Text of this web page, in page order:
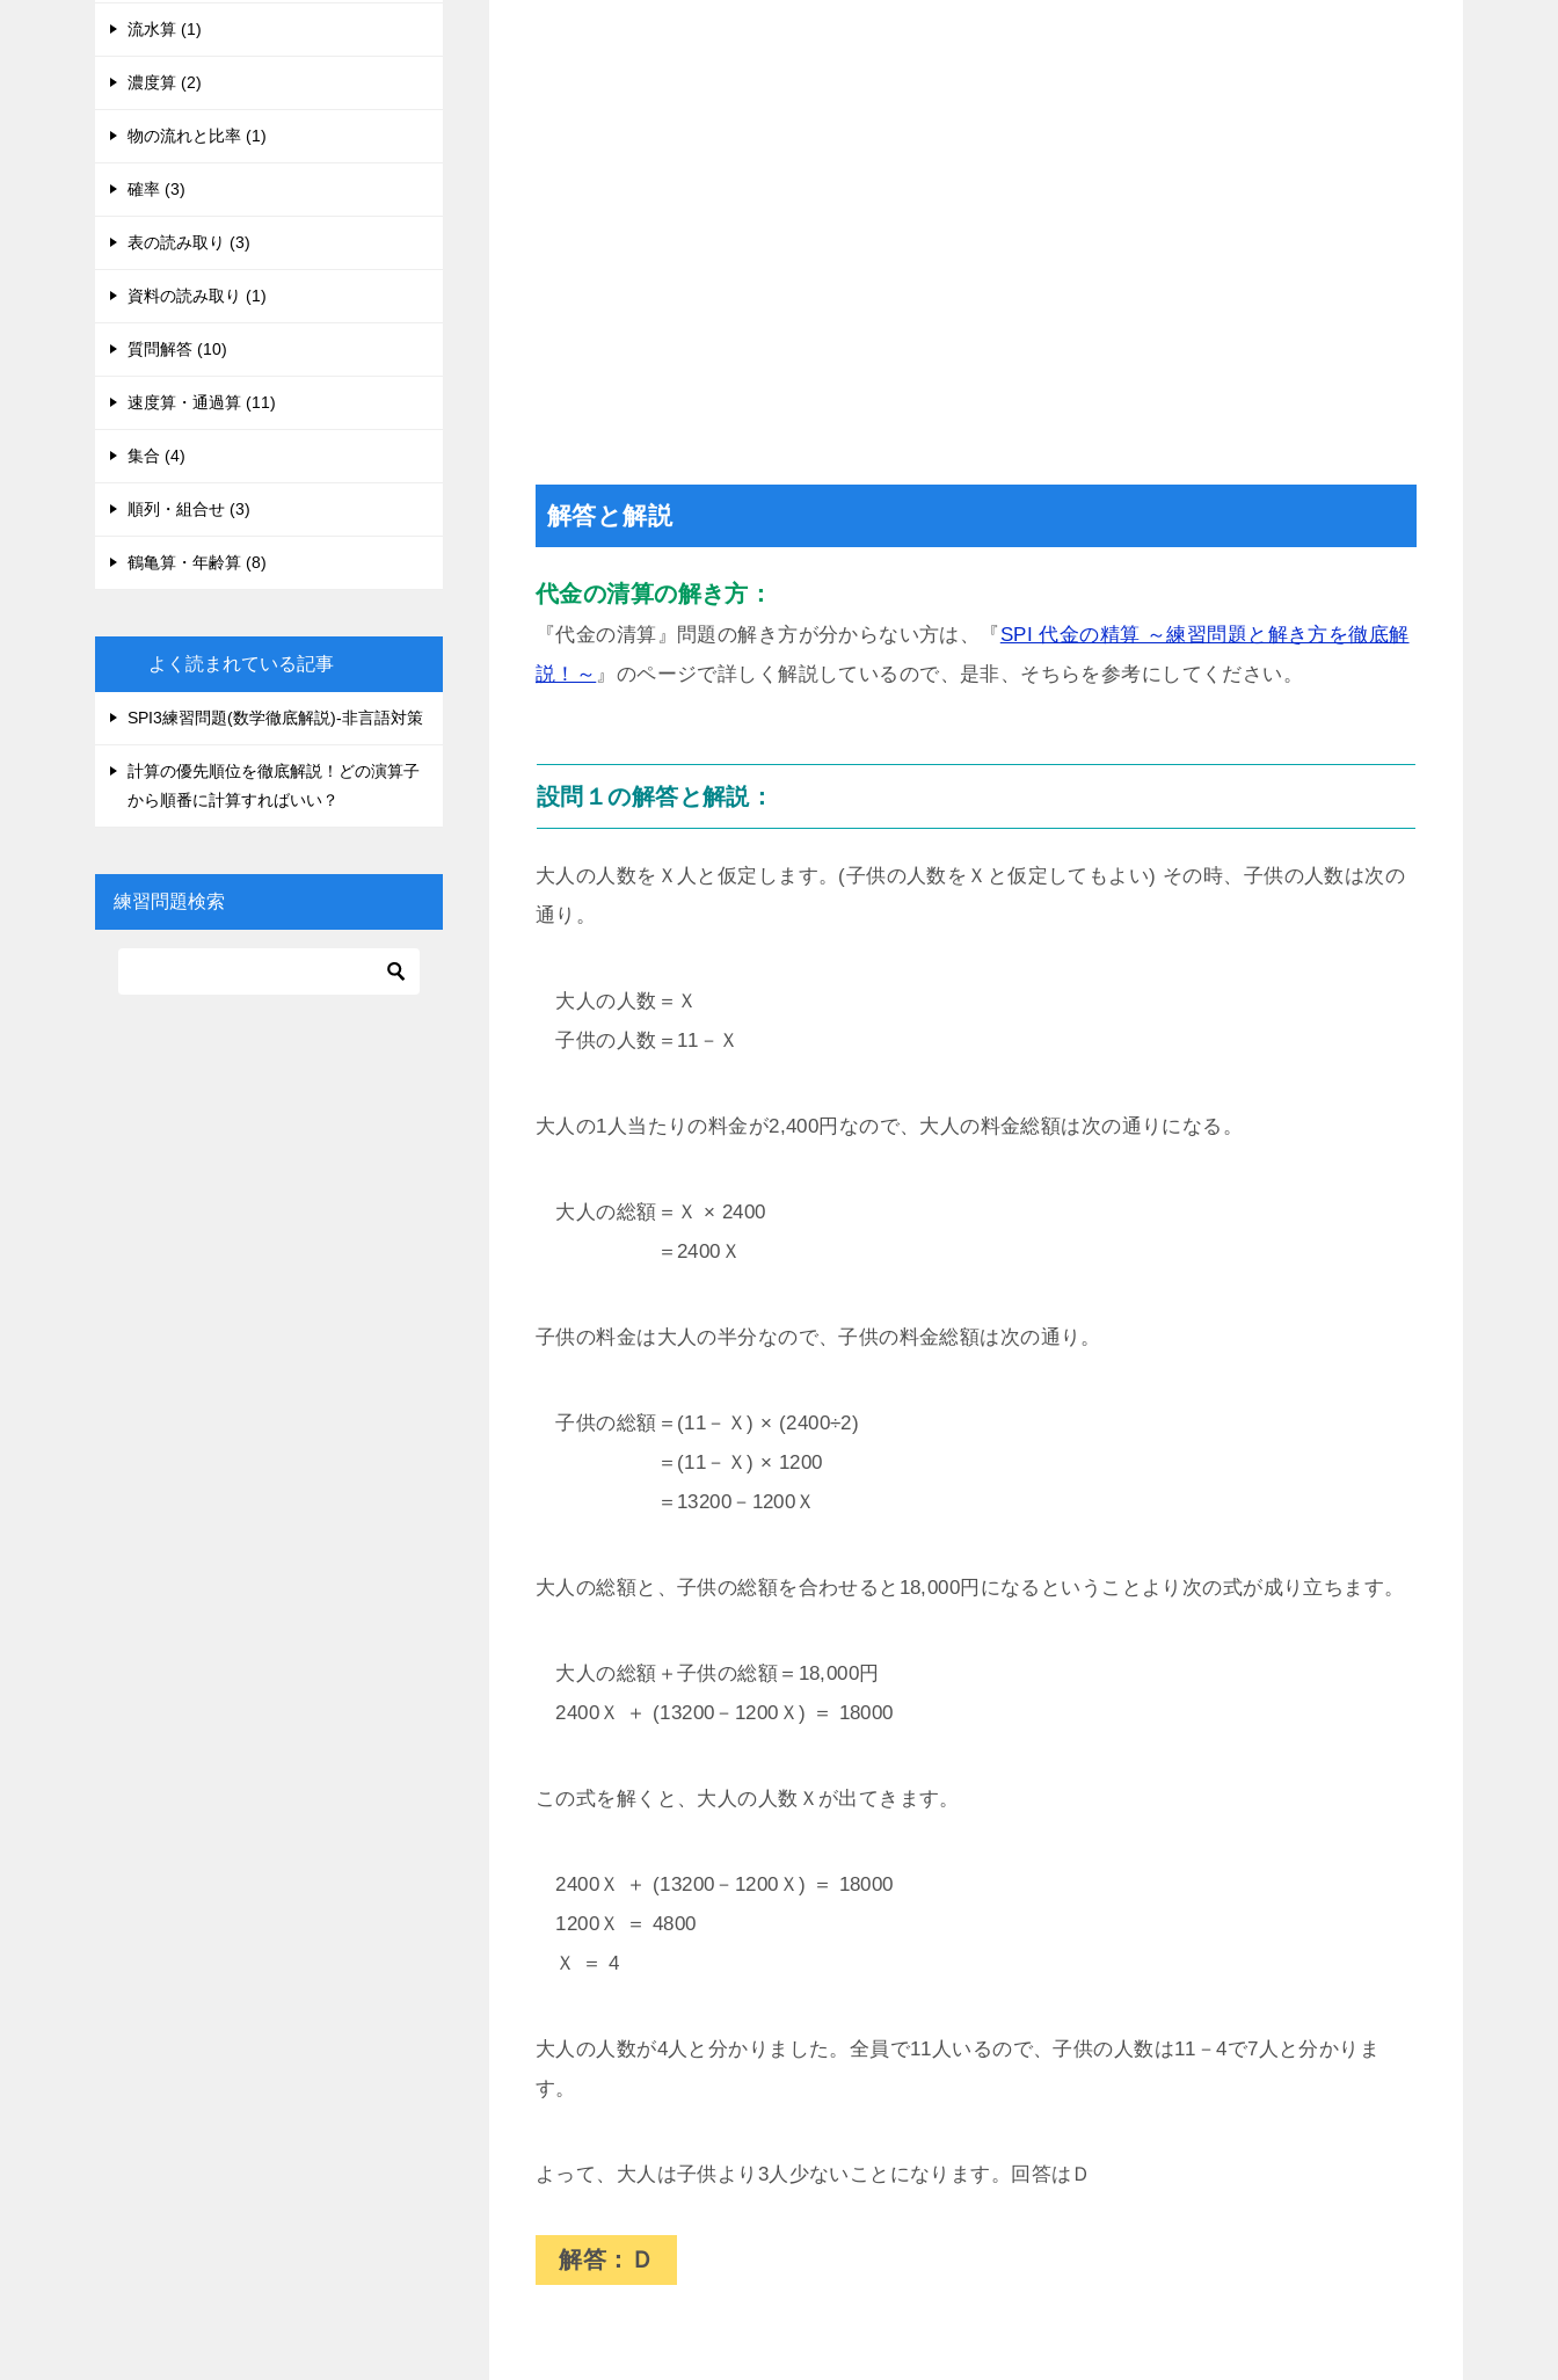
解答と解説
代金の清算の解き方：
『代金の清算』問題の解き方が分からない方は、『 SPI 代金の精算 ～練習問題と解き方を徹底解
説！～ 』のページで詳しく解説しているので、是非、そちらを参考にしてください。
設問１の解答と解説：
大人の人数をＸ人と仮定します。(子供の人数をＸと仮定してもよい) その時、子供の人数は次の
通り。
大人の人数＝Ｘ
子供の人数＝11－Ｘ
大人の1人当たりの料金が2,400円なので、大人の料金総額は次の通りになる。
大人の総額＝Ｘ × 2400
＝2400Ｘ
子供の料金は大人の半分なので、子供の料金総額は次の通り。
子供の総額＝(11－Ｘ) × (2400÷2)
＝(11－Ｘ) × 1200
＝13200－1200Ｘ
大人の総額と、子供の総額を合わせると18,000円になるということより次の式が成り立ちます。
大人の総額＋子供の総額＝18,000円
2400Ｘ ＋ (13200－1200Ｘ) ＝ 18000
この式を解くと、大人の人数Ｘが出てきます。
2400Ｘ ＋ (13200－1200Ｘ) ＝ 18000
1200Ｘ ＝ 4800
Ｘ ＝ 4
大人の人数が4人と分かりました。全員で11人いるので、子供の人数は11－4で7人と分かりま
す。
よって、大人は子供より3人少ないことになります。回答はＤ
解答：Ｄ
流水算 (1)
濃度算 (2)
物の流れと比率 (1)
確率 (3)
表の読み取り (3)
資料の読み取り (1)
質問解答 (10)
速度算・通過算 (11)
集合 (4)
順列・組合せ (3)
鶴亀算・年齢算 (8)
よく読まれている記事
SPI3練習問題(数学徹底解説)-非言語対策
計算の優先順位を徹底解説！どの演算子
から順番に計算すればいい？
練習問題検索